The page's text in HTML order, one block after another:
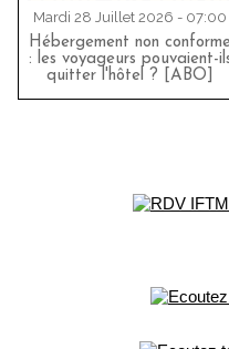
Mardi 28 Juillet 2026 - 07:00
Hébergement non
: les voyageurs pouvaient-
quitter l'hôtel ? [ABO]